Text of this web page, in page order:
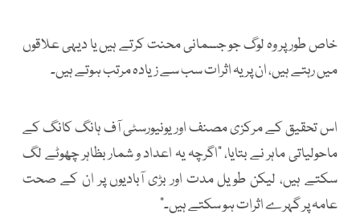
خاص طور پر وہ لوگ جو جسمانی محنت کرتے ہیں یا دیہی علاقوں
میں رہتے ہیں، ان پر یہ اثرات سب سے زیادہ مرتب ہوتے ہیں۔
اس تحقیق کے مرکزی مصنف اور یونیورسٹی آف ہانگ کانگ کے
ماحولیاتی ماہر نے بتایا، ”اگرچہ یہ اعداد و شمار بظاہر چھوٹے لگ
سکتے ہیں، لیکن طویل مدت اور بڑی آبادیوں پر ان کے صحت
عامہ پر گہرے اثرات ہو سکتے ہیں۔“